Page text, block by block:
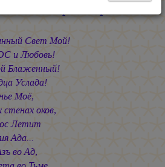
Свет Мой!
и Любовь!
Блаженный!
Услада!
Моё,
стенах оков,
Летит
Ада...
во Ад,